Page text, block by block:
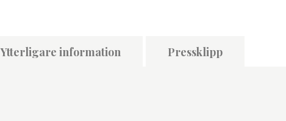
Ytterligare information Pressklipp